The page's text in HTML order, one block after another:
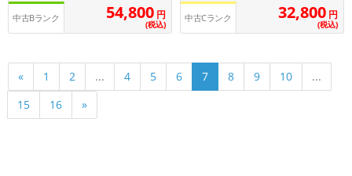
中古Bランク 54,800 円
(税込)
中古Cランク 32,800 円
(税込)
« 1 2 ... 4 5 6 7 8 9 10 ...
15 16 »